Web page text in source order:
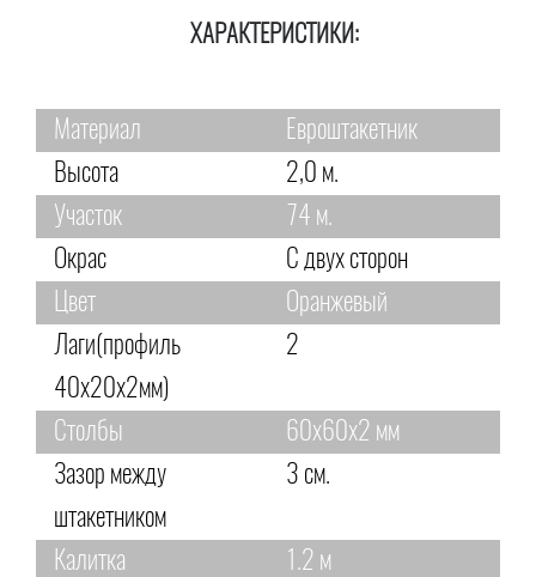
ХАРАКТЕРИСТИКИ:
Материал
Евроштакетник
Высота
2,0 м.
Участок
74 м.
Окрас
С двух сторон
Цвет
Оранжевый
Лаги(профиль
40х20х2мм)
2
Столбы
60х60х2 мм
Зазор между
штакетником
3 см.
Калитка
1.2 м